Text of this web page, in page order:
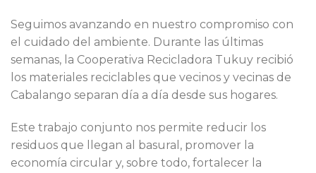
Seguimos avanzando en nuestro compromiso con
el cuidado del ambiente. Durante las últimas
semanas, la Cooperativa Recicladora Tukuy recibió
los materiales reciclables que vecinos y vecinas de
Cabalango separan día a día desde sus hogares.
Este trabajo conjunto nos permite reducir los
residuos que llegan al basural, promover la
economía circular y, sobre todo, fortalecer la